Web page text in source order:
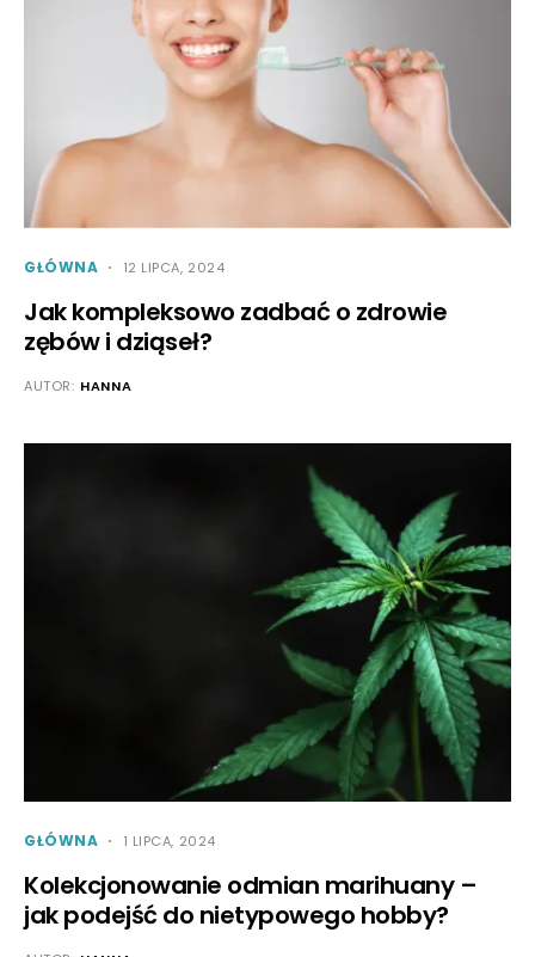
GŁÓWNA 12 LIPCA, 2024
Jak kompleksowo zadbać o zdrowie
zębów i dziąseł?
AUTOR: HANNA
GŁÓWNA 1 LIPCA, 2024
Kolekcjonowanie odmian marihuany –
jak podejść do nietypowego hobby?